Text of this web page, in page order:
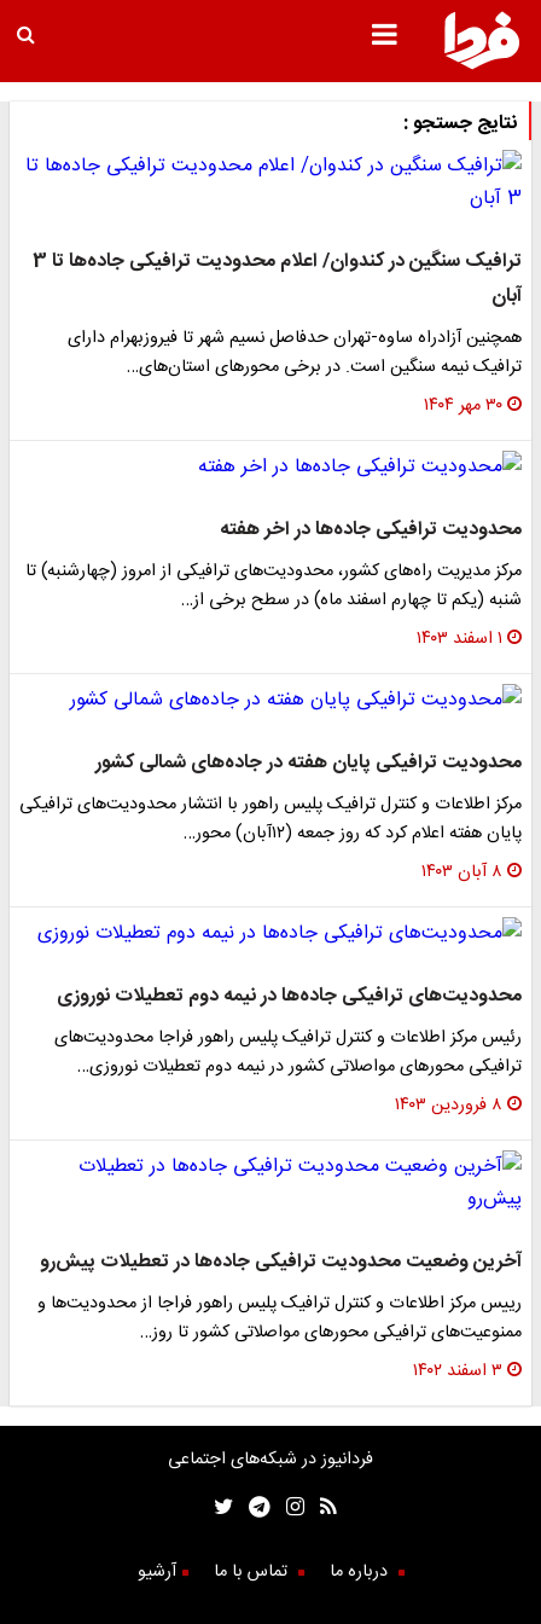
نتایج جستجو :
ترافیک سنگین در کندوان/ اعلام محدودیت ترافیکی جاده‌ها تا 3
آبان
همچنین آزادراه ساوه-تهران حدفاصل نسیم شهر تا فیروزبهرام دارای
ترافیک نیمه سنگین است. در برخی محورهای استان‌های…
۳۰ مهر ۱۴۰۴
محدودیت ترافیکی جاده‌ها در اخر هفته
مرکز مدیریت راه‌های کشور، محدودیت‌های ترافیکی از امروز (چهارشنبه) تا
شنبه (یکم تا چهارم اسفند ماه) در سطح برخی از…
۱ اسفند ۱۴۰۳
محدودیت ترافیکی پایان هفته در جاده‌های شمالی کشور
مرکز اطلاعات و کنترل ترافیک پلیس راهور با انتشار محدودیت‌های ترافیکی
پایان هفته اعلام کرد که روز جمعه (۱۲آبان) محور…
۸ آبان ۱۴۰۳
محدودیت‌های ترافیکی جاده‌ها در نیمه دوم تعطیلات نوروزی
رئیس مرکز اطلاعات و کنترل ترافیک پلیس راهور فراجا محدودیت‌های
ترافیکی محورهای مواصلاتی کشور در نیمه دوم تعطیلات نوروزی…
۸ فروردین ۱۴۰۳
آخرین وضعیت محدودیت ترافیکی جاده‌ها در تعطیلات پیش‌رو
رییس مرکز اطلاعات و کنترل ترافیک پلیس راهور فراجا از محدودیت‌ها و
ممنوعیت‌های ترافیکی محورهای مواصلاتی کشور تا روز…
۳ اسفند ۱۴۰۲
فردانیوز در شبکه‌های اجتماعی
درباره ما تماس با ما آرشیو